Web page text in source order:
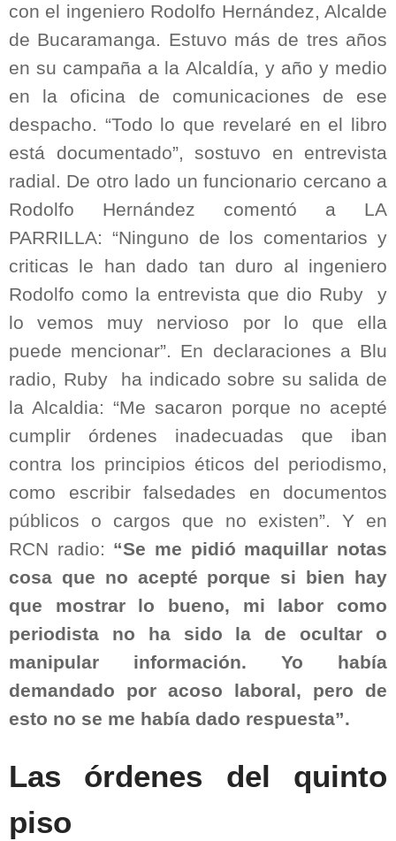
con el ingeniero Rodolfo Hernández, Alcalde
de Bucaramanga. Estuvo más de tres años
en su campaña a la Alcaldía, y año y medio
en la oficina de comunicaciones de ese
despacho. “Todo lo que revelaré en el libro
está documentado”, sostuvo en entrevista
radial. De otro lado un funcionario cercano a
Rodolfo Hernández comentó a LA
PARRILLA: “Ninguno de los comentarios y
criticas le han dado tan duro al ingeniero
Rodolfo como la entrevista que dio Ruby y
lo vemos muy nervioso por lo que ella
puede mencionar”. En declaraciones a Blu
radio, Ruby ha indicado sobre su salida de
la Alcaldia: “Me sacaron porque no acepté
cumplir órdenes inadecuadas que iban
contra los principios éticos del periodismo,
como escribir falsedades en documentos
públicos o cargos que no existen”. Y en
RCN radio: “Se me pidió maquillar notas
cosa que no acepté porque si bien hay
que mostrar lo bueno, mi labor como
periodista no ha sido la de ocultar o
manipular información. Yo había
demandado por acoso laboral, pero de
esto no se me había dado respuesta”.
Las órdenes del quinto
piso